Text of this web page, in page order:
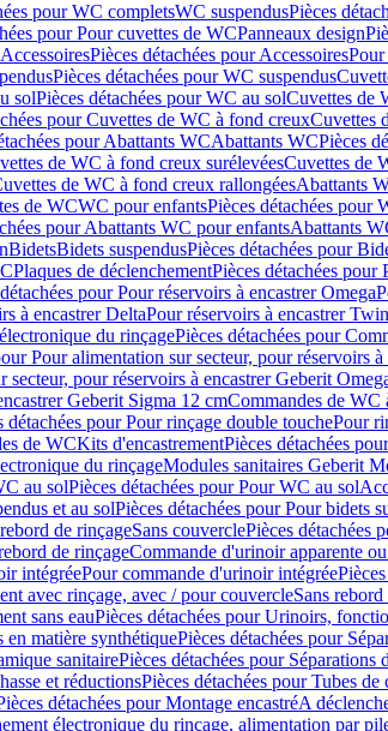
pour WC completsWC suspendusPièces
pour Pour cuvettes de WCPanneaux design
AccessoiresPièces détachées pour Accessoires
Pièces détachées pour WC suspendus
solPièces détachées pour WC au solCuvettes de
pour Cuvettes de WC à fond creuxCuvettes
pour Abattants WCAbattants WCPièces
de WC à fond creux surélevéesCuvettes de
de WC à fond creux rallongéesAbattants
de WCWC pour enfantsPièces détachées pour
pour Abattants WC pour enfantsAbattants
BidetsBidets suspendusPièces détachées pour
Plaques de déclenchementPièces détachées pour
pour Pour réservoirs à encastrer Omega
à encastrer DeltaPour réservoirs à encastrer
du rinçagePièces détachées pour
Pour alimentation sur secteur, pour réservoirs
secteur, pour réservoirs à encastrer Geberit
Geberit Sigma 12 cmCommandes de WC
détachées pour Pour rinçage double touchePour
de WCKits d'encastrementPièces détachées
du rinçageModules sanitaires Geberit
au solPièces détachées pour Pour WC au sol
et au solPièces détachées pour Pour bidets
de rinçageSans couverclePièces détachées
de rinçageCommande d'urinoir apparente
intégréePour commande d'urinoir intégrée
avec rinçage, avec / pour couvercleSans
sans eauPièces détachées pour Urinoirs,
en matière synthétiquePièces détachées pour
sanitairePièces détachées pour
et réductionsPièces détachées pour Tubes de
détachées pour Montage encastréA
électronique du rinçage, alimentation par